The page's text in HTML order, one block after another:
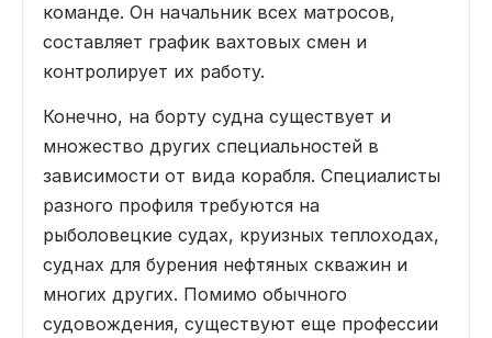
команде. Он начальник всех матросов,
составляет график вахтовых смен и
контролирует их работу.
Конечно, на борту судна существует и
множество других специальностей в
зависимости от вида корабля. Специалисты
разного профиля требуются на
рыболовецкие судах, круизных теплоходах,
суднах для бурения нефтяных скважин и
многих других. Помимо обычного
судовождения, существуют еще профессии